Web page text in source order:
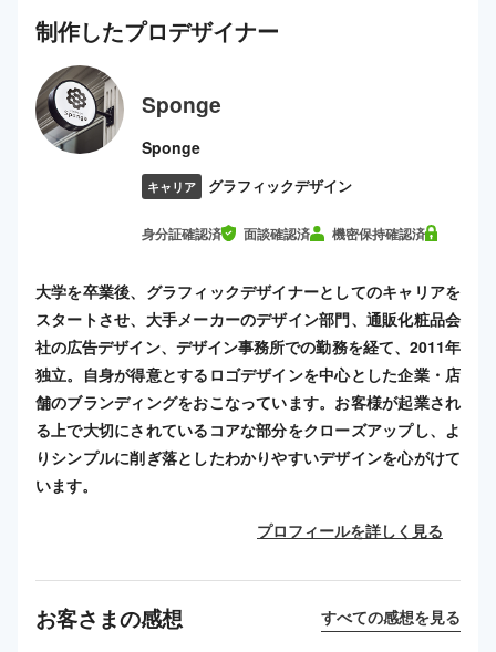
制作したプロデザイナー
Sponge
Sponge
キャリア グラフィックデザイン
身分証確認済 面談確認済 機密保持確認済
大学を卒業後、グラフィックデザイナーとしてのキャリアを
スタートさせ、大手メーカーのデザイン部門、通販化粧品会
社の広告デザイン、デザイン事務所での勤務を経て、2011年
独立。自身が得意とするロゴデザインを中心とした企業・店
舗のブランディングをおこなっています。お客様が起業され
る上で大切にされているコアな部分をクローズアップし、よ
りシンプルに削ぎ落としたわかりやすいデザインを心がけて
います。
プロフィールを詳しく見る
お客さまの感想 すべての感想を見る